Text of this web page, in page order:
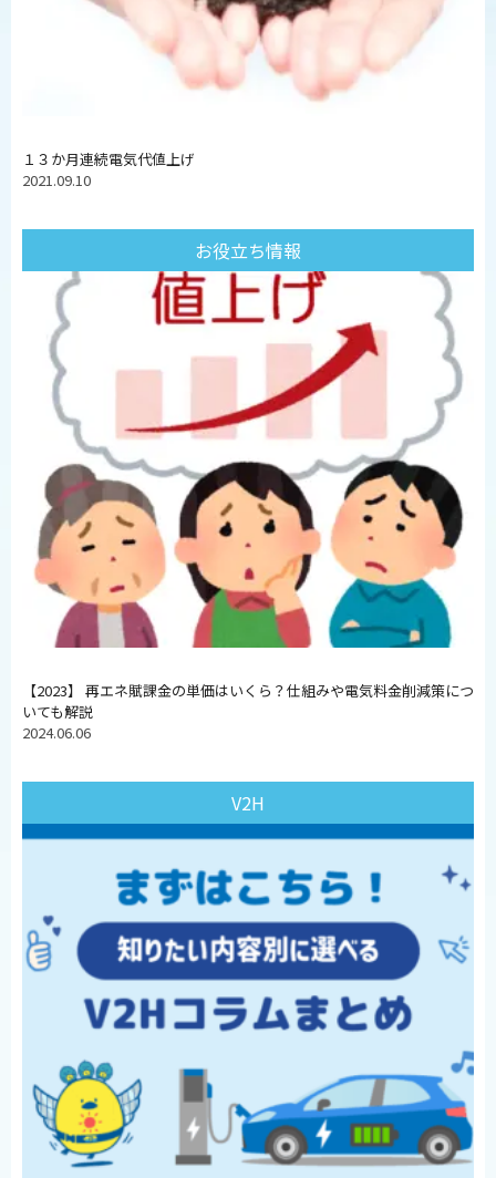
１３か月連続電気代値上げ
2021.09.10
お役立ち情報
【2023】 再エネ賦課金の単価はいくら？仕組みや電気料金削減策につ
いても解説
2024.06.06
V2H